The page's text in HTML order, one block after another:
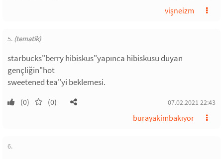
vişneizm
5. (tematik)
starbucks"berry hibiskus"yapınca hibiskusu duyan
gençliğin"hot
sweetened tea"yi beklemesi.
(0) (0) 07.02.2021 22:43
burayakimbakıyor
6.